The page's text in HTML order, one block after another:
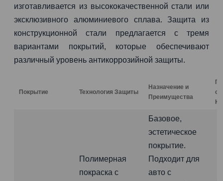
изготавливается из высококачественной стали или
эксклюзивного алюминиевого сплава. Защита из
конструкционной стали предлагается с тремя
вариантами покрытий, которые обеспечивают
различный уровень антикоррозийной защиты.
Покрытие Технология Защиты
Назначение и
Преимущества
от
Полимерная
покраска с
Базовое,
эстетическое
покрытие.
Подходит для
авто с